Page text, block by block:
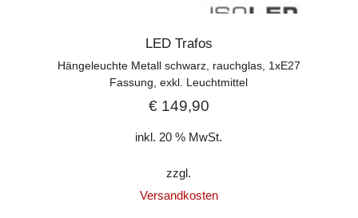
LED Trafos
Hängeleuchte Metall schwarz, rauchglas, 1xE27
Fassung, exkl. Leuchtmittel
€149,90
inkl. 20 % MwSt.
zzgl.
Versandkosten